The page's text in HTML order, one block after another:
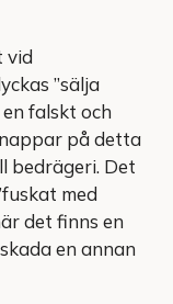
vid
”sälja
falskt och
på detta
bedrägeri. Det
med
det finns en
en annan